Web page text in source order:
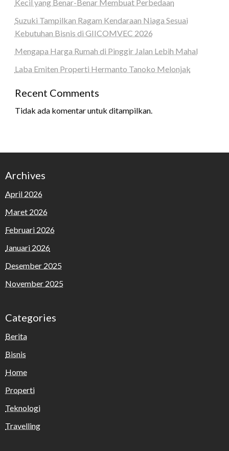
Kecil yang Benar-Benar Membuat Perbedaan
Suzuki Tampilkan Ragam Kendaraan Niaga Sesuai
Kebutuhan Bisnis di GIICOMVEC 2026
Mengapa Harga Rumah di Pinggir Jalan Lebih Mahal
Laba Emiten Properti Hermanto Tanoko Melonjak
Recent Comments
Tidak ada komentar untuk ditampilkan.
Archives
April 2026
Maret 2026
Februari 2026
Januari 2026
Desember 2025
November 2025
Categories
Berita
Bisnis
Home
Properti
Teknologi
Travelling